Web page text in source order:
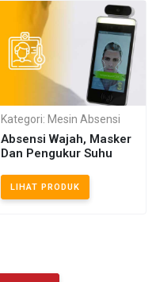
Kategori: Mesin Absensi
Absensi Wajah, Masker
Dan Pengukur Suhu
LIHAT PRODUK